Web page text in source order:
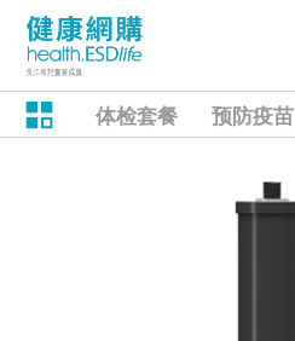
体检套餐 预防疫苗